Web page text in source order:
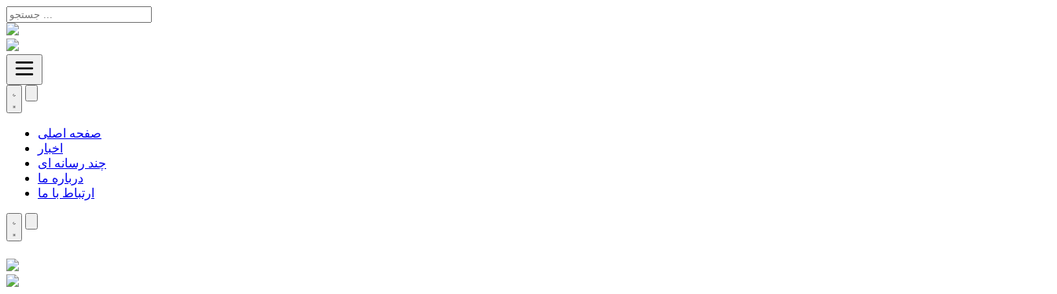
صفحه اصلی
اخبار
چند رسانه ای
درباره ما
ارتباط با ما